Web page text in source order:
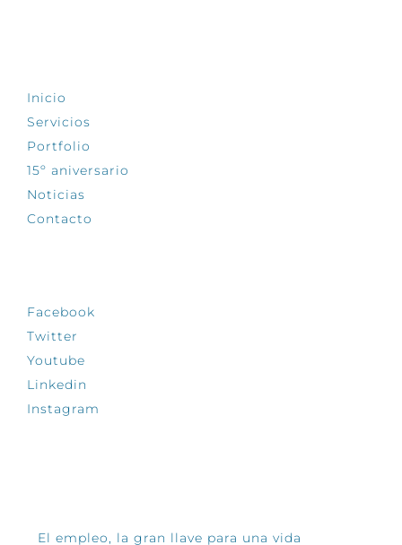
Inicio
Servicios
Portfolio
15º aniversario
Noticias
Contacto
Facebook
Twitter
Youtube
Linkedin
Instagram
El empleo, la gran llave para una vida